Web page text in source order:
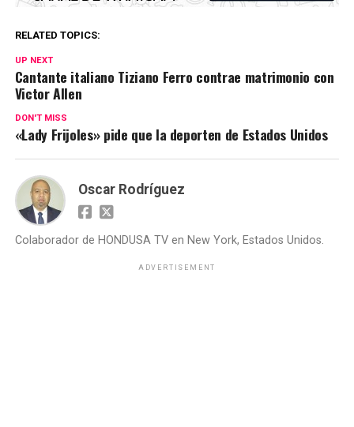
RELATED TOPICS:
UP NEXT
Cantante italiano Tiziano Ferro contrae matrimonio con
Victor Allen
DON'T MISS
«Lady Frijoles» pide que la deporten de Estados Unidos
Oscar Rodríguez
Colaborador de HONDUSA TV en New York, Estados Unidos.
ADVERTISEMENT